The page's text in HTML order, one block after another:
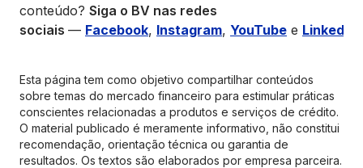
conteúdo? Siga o BV nas redes
sociais — Facebook, Instagram, YouTube e LinkedIn
Esta página tem como objetivo compartilhar conteúdos
sobre temas do mercado financeiro para estimular práticas
conscientes relacionadas a produtos e serviços de crédito.
O material publicado é meramente informativo, não constitui
recomendação, orientação técnica ou garantia de
resultados. Os textos são elaborados por empresa parceira.